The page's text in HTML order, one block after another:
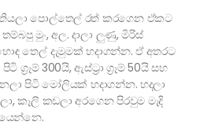
තියලා පොල්තෙල් රත් කරගෙන ඒකට
මුං, අල. දාලා ලුණු, මිරිස්
තෙල් දැමුමක් හදාගන්න. ඒ අතරට
ග්‍රෑම් 300යි, ඇස්ට්‍රා ග්‍රෑම් 50යි සහ
පිටි මෝලියක් හදාගන්න. හදලා
කෑලි කඩලා අරගෙන පිරවුම මැදි